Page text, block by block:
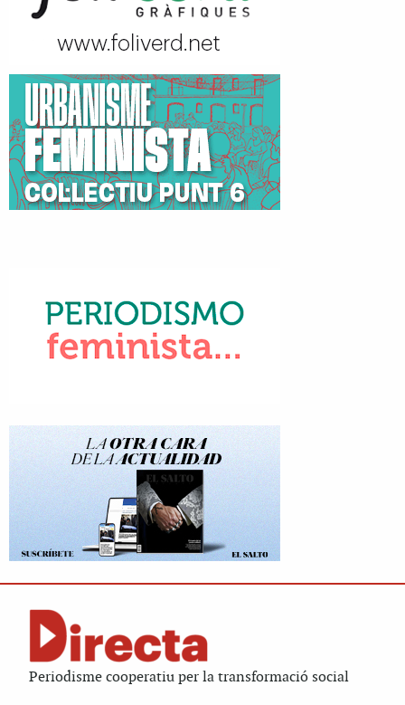
Periodisme cooperatiu per la transformació social